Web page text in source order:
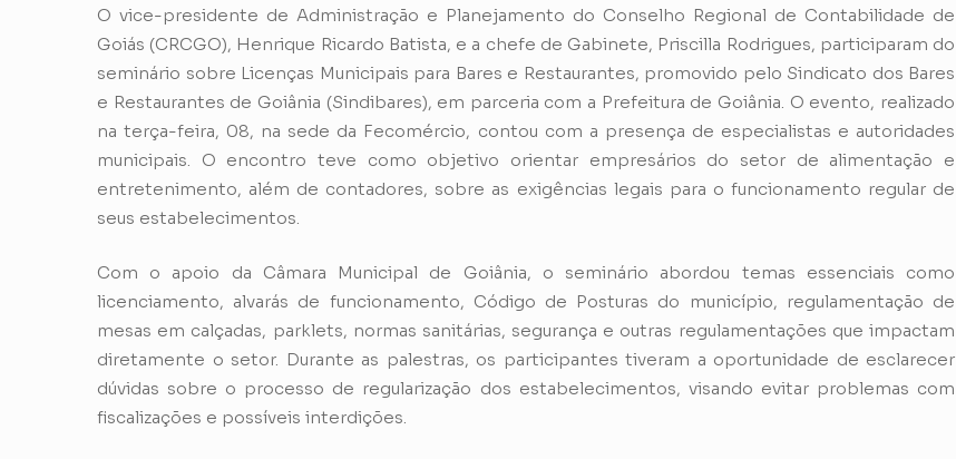
O vice-presidente de Administração e Planejamento do Conselho Regional de Contabilidade de
Goiás (CRCGO), Henrique Ricardo Batista, e a chefe de Gabinete, Priscilla Rodrigues, participaram do
seminário sobre Licenças Municipais para Bares e Restaurantes, promovido pelo Sindicato dos Bares
e Restaurantes de Goiânia (Sindibares), em parceria com a Prefeitura de Goiânia. O evento, realizado
na terça-feira, 08, na sede da Fecomércio, contou com a presença de especialistas e autoridades
municipais. O encontro teve como objetivo orientar empresários do setor de alimentação e
entretenimento, além de contadores, sobre as exigências legais para o funcionamento regular de
seus estabelecimentos.
Com o apoio da Câmara Municipal de Goiânia, o seminário abordou temas essenciais como
licenciamento, alvarás de funcionamento, Código de Posturas do município, regulamentação de
mesas em calçadas, parklets, normas sanitárias, segurança e outras regulamentações que impactam
diretamente o setor. Durante as palestras, os participantes tiveram a oportunidade de esclarecer
dúvidas sobre o processo de regularização dos estabelecimentos, visando evitar problemas com
fiscalizações e possíveis interdições.